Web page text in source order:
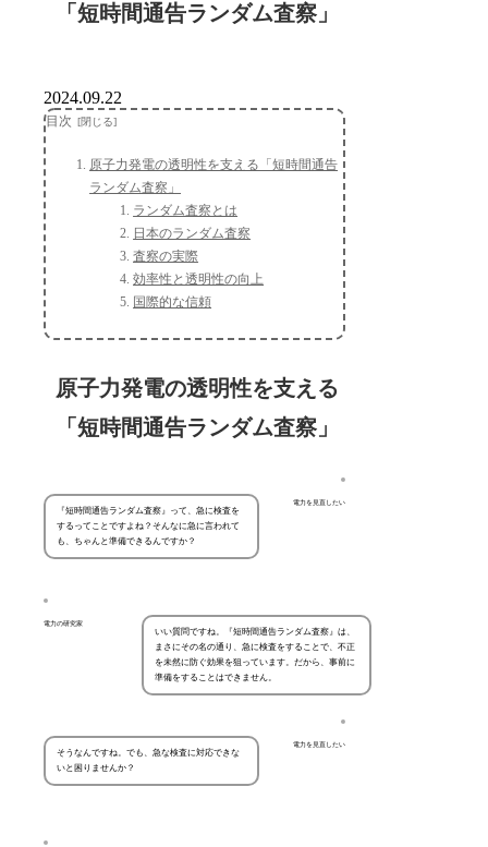
「短時間通告ランダム査察」
2024.09.22
目次
原子力発電の透明性を支える「短時間通告
ランダム査察」
ランダム査察とは
日本のランダム査察
査察の実際
効率性と透明性の向上
国際的な信頼
原子力発電の透明性を支える
「短時間通告ランダム査察」
電力を見直したい
『短時間通告ランダム査察』って、急に検査を
するってことですよね？そんなに急に言われて
も、ちゃんと準備できるんですか？
電力の研究家
いい質問ですね。『短時間通告ランダム査察』は、
まさにその名の通り、急に検査をすることで、不正
を未然に防ぐ効果を狙っています。だから、事前に
準備をすることはできません。
電力を見直したい
そうなんですね。でも、急な検査に対応できな
いと困りませんか？